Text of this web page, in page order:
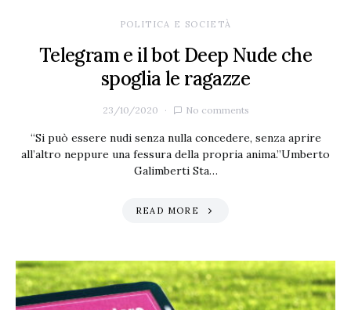
POLITICA E SOCIETÀ
Telegram e il bot Deep Nude che
spoglia le ragazze
23/10/2020 No comments
“Si può essere nudi senza nulla concedere, senza aprire
all’altro neppure una fessura della propria anima.”Umberto
Galimberti Sta…
READ MORE